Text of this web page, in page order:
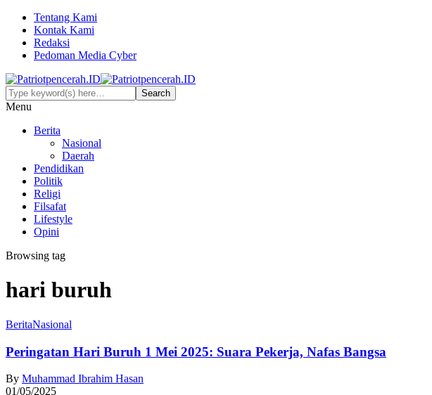
Tentang Kami
Kontak Kami
Redaksi
Pedoman Media Cyber
Menu
Berita
Nasional
Daerah
Pendidikan
Politik
Religi
Filsafat
Lifestyle
Opini
Browsing tag
hari buruh
BeritaNasional
Peringatan Hari Buruh 1 Mei 2025: Suara Pekerja, Nafas Bangsa
By Muhammad Ibrahim Hasan
01/05/2025